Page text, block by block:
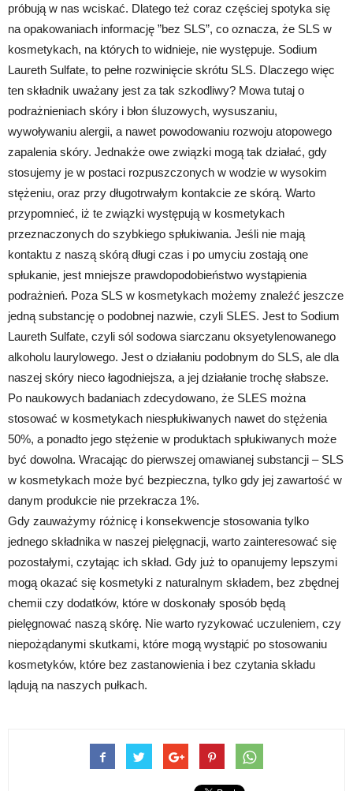
próbują w nas wciskać. Dlatego też coraz częściej spotyka się
na opakowaniach informację ”bez SLS”, co oznacza, że SLS w
kosmetykach, na których to widnieje, nie występuje. Sodium
Laureth Sulfate, to pełne rozwinięcie skrótu SLS. Dlaczego więc
ten składnik uważany jest za tak szkodliwy? Mowa tutaj o
podrażnieniach skóry i błon śluzowych, wysuszaniu,
wywoływaniu alergii, a nawet powodowaniu rozwoju atopowego
zapalenia skóry. Jednakże owe związki mogą tak działać, gdy
stosujemy je w postaci rozpuszczonych w wodzie w wysokim
stężeniu, oraz przy długotrwałym kontakcie ze skórą. Warto
przypomnieć, iż te związki występują w kosmetykach
przeznaczonych do szybkiego spłukiwania. Jeśli nie mają
kontaktu z naszą skórą długi czas i po umyciu zostają one
spłukanie, jest mniejsze prawdopodobieństwo wystąpienia
podrażnień. Poza SLS w kosmetykach możemy znaleźć jeszcze
jedną substancję o podobnej nazwie, czyli SLES. Jest to Sodium
Laureth Sulfate, czyli sól sodowa siarczanu oksyetylenowanego
alkoholu laurylowego. Jest o działaniu podobnym do SLS, ale dla
naszej skóry nieco łagodniejsza, a jej działanie trochę słabsze.
Po naukowych badaniach zdecydowano, że SLES można
stosować w kosmetykach niespłukiwanych nawet do stężenia
50%, a ponadto jego stężenie w produktach spłukiwanych może
być dowolna. Wracając do pierwszej omawianej substancji – SLS
w kosmetykach może być bezpieczna, tylko gdy jej zawartość w
danym produkcie nie przekracza 1%.
Gdy zauważymy różnicę i konsekwencje stosowania tylko
jednego składnika w naszej pielęgnacji, warto zainteresować się
pozostałymi, czytając ich skład. Gdy już to opanujemy lepszymi
mogą okazać się kosmetyki z naturalnym składem, bez zbędnej
chemii czy dodatków, które w doskonały sposób będą
pielęgnować naszą skórę. Nie warto ryzykować uczuleniem, czy
niepożądanymi skutkami, które mogą wystąpić po stosowaniu
kosmetyków, które bez zastanowienia i bez czytania składu
lądują na naszych pułkach.